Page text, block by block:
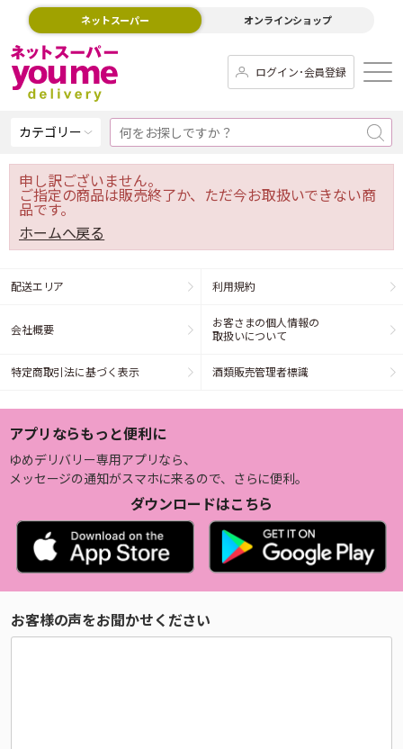
ネットスーパー オンラインショップ
ログイン･会員登録
カテゴリー
申し訳ございません。
ご指定の商品は販売終了か、ただ今お取扱いできない商
品です。
ホームへ戻る
配送エリア 利用規約
会社概要
お客さまの個人情報の
取扱いについて
特定商取引法に基づく表示 酒類販売管理者標識
アプリならもっと便利に
ゆめデリバリー専用アプリなら、
メッセージの通知がスマホに来るので、さらに便利。
ダウンロードはこちら
お客様の声をお聞かせください